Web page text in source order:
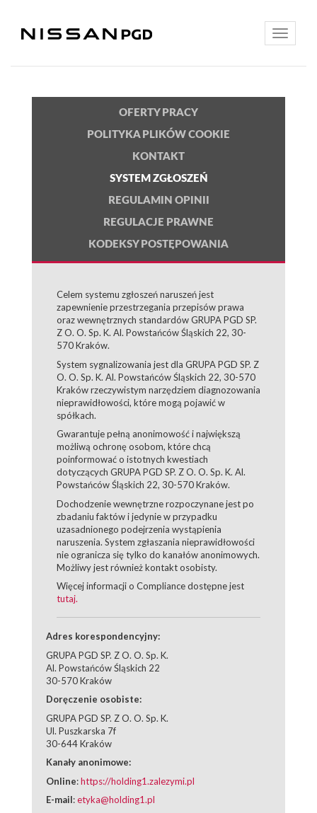
Toggle
OFERTY PRACY
POLITYKA PLIKÓW COOKIE
KONTAKT
SYSTEM ZGŁOSZEŃ
REGULAMIN OPINII
REGULACJE PRAWNE
KODEKSY POSTĘPOWANIA
Celem systemu zgłoszeń naruszeń jest
zapewnienie przestrzegania przepisów prawa
oraz wewnętrznych standardów GRUPA PGD SP.
Z O. O. Sp. K. Al. Powstańców Śląskich 22, 30-
570 Kraków.
System sygnalizowania jest dla GRUPA PGD SP. Z
O. O. Sp. K. Al. Powstańców Śląskich 22, 30-570
Kraków rzeczywistym narzędziem diagnozowania
nieprawidłowości, które mogą pojawić w
spółkach.
Gwarantuje pełną anonimowość i największą
możliwą ochronę osobom, które chcą
poinformować o istotnych kwestiach
dotyczących GRUPA PGD SP. Z O. O. Sp. K. Al.
Powstańców Śląskich 22, 30-570 Kraków.
Dochodzenie wewnętrzne rozpoczynane jest po
zbadaniu faktów i jedynie w przypadku
uzasadnionego podejrzenia wystąpienia
naruszenia. System zgłaszania nieprawidłowości
nie ogranicza się tylko do kanałów anonimowych.
Możliwy jest również kontakt osobisty.
Więcej informacji o Compliance dostępne jest
tutaj.
Adres korespondencyjny:
GRUPA PGD SP. Z O. O. Sp. K.
Al. Powstańców Śląskich 22
30-570 Kraków
Doręczenie osobiste:
GRUPA PGD SP. Z O. O. Sp. K.
Ul. Puszkarska 7f
30-644 Kraków
Kanały anonimowe:
Online:https://holding1.zalezymi.pl
E-mail:etyka@holding1.pl